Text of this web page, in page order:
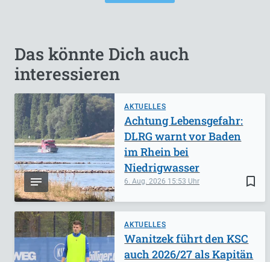
Das könnte Dich auch
interessieren
AKTUELLES
bookmark_border
6. Aug. 2026 15:53
Achtung Lebensgefahr:
DLRG warnt vor Baden
im Rhein bei
Niedrigwasser
AKTUELLES
Wanitzek führt den KSC
auch 2026/27 als Kapitän